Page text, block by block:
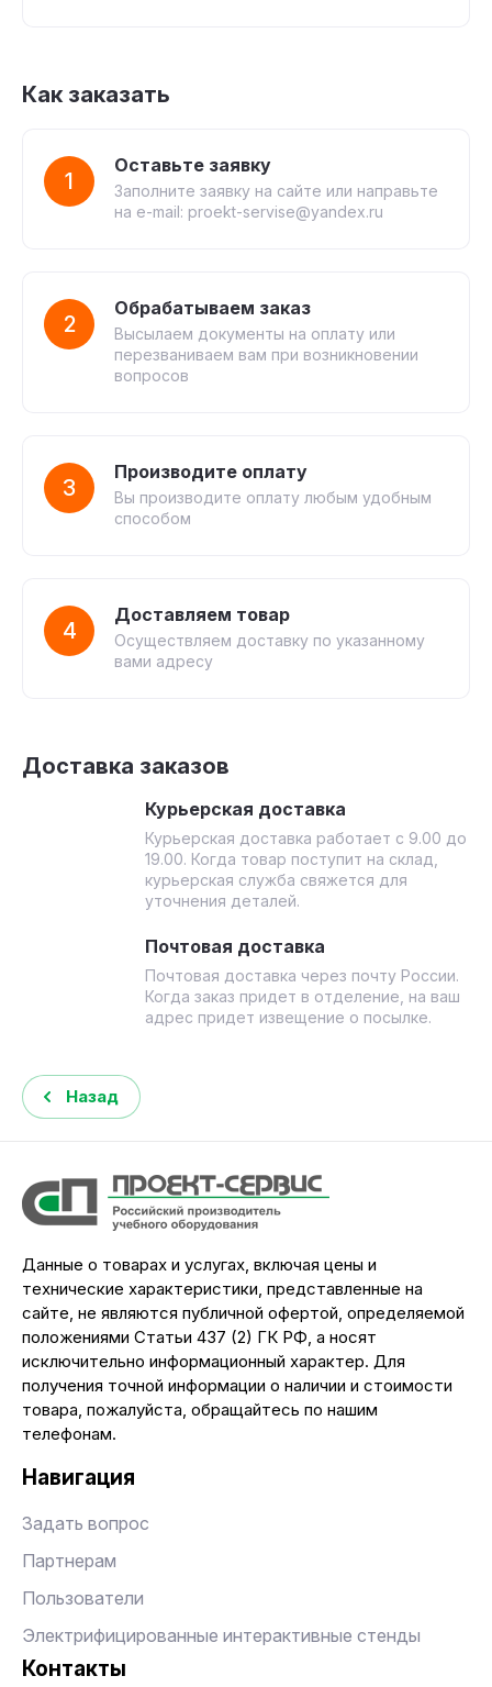
Как заказать
1
Оставьте заявку
Заполните заявку на сайте или направьте
на e-mail: proekt-servise@yandex.ru
2
Обрабатываем заказ
Высылаем документы на оплату или
перезваниваем вам при возникновении
вопросов
3
Производите оплату
Вы производите оплату любым удобным
способом
4
Доставляем товар
Осуществляем доставку по указанному
вами адресу
Доставка заказов
Курьерская доставка
Курьерская доставка работает с 9.00 до
19.00. Когда товар поступит на склад,
курьерская служба свяжется для
уточнения деталей.
Почтовая доставка
Почтовая доставка через почту России.
Когда заказ придет в отделение, на ваш
адрес придет извещение о посылке.
Назад
Данные о товарах и услугах, включая цены и
технические характеристики, представленные на
сайте, не являются публичной офертой, определяемой
положениями Статьи 437 (2) ГК РФ, а носят
исключительно информационный характер. Для
получения точной информации о наличии и стоимости
товара, пожалуйста, обращайтесь по нашим
телефонам.
Навигация
Задать вопрос
Партнерам
Пользователи
Электрифицированные интерактивные стенды
Контакты